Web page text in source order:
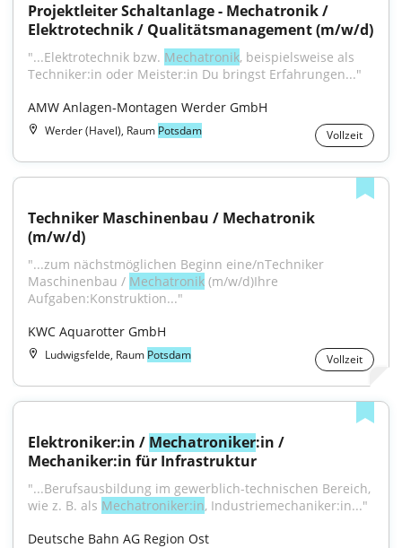
Projektleiter Schaltanlage - Mechatronik /
Elektrotechnik / Qualitätsmanagement (m/w/d)
"...Elektrotechnik bzw. Mechatronik, beispielsweise als
Techniker:in oder Meister:in Du bringst Erfahrungen..."
AMW Anlagen-Montagen Werder GmbH
Werder (Havel), Raum Potsdam Vollzeit
Techniker Maschinenbau / Mechatronik
(m/w/d)
"...zum nächstmöglichen Beginn eine/nTechniker
Maschinenbau / Mechatronik (m⁠/⁠w⁠/⁠d)Ihre
Aufgaben:Konstruktion..."
KWC Aquarotter GmbH
Ludwigsfelde, Raum Potsdam Vollzeit
Elektroniker:in / Mechatroniker:in /
Mechaniker:in für Infrastruktur
"...Berufsausbildung im gewerblich-technischen Bereich,
wie z. B. als Mechatroniker:in, Industriemechaniker:in..."
Deutsche Bahn AG Region Ost